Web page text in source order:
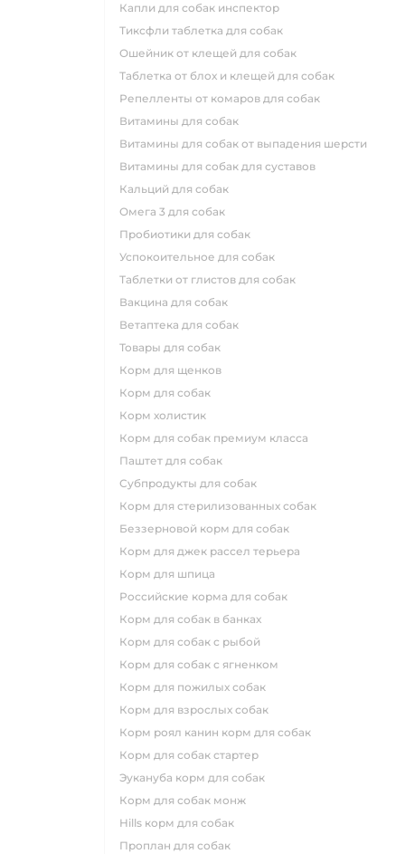
капли для собак инспектор
тиксфли таблетка для собак
ошейник от клещей для собак
таблетка от блох и клещей для собак
репелленты от комаров для собак
витамины для собак
витамины для собак от выпадения шерсти
витамины для собак для суставов
кальций для собак
омега 3 для собак
пробиотики для собак
успокоительное для собак
таблетки от глистов для собак
вакцина для собак
ветаптека для собак
товары для собак
корм для щенков
корм для собак
корм холистик
корм для собак премиум класса
паштет для собак
субпродукты для собак
корм для стерилизованных собак
беззерновой корм для собак
корм для джек рассел терьера
корм для шпица
российские корма для собак
корм для собак в банках
корм для собак с рыбой
корм для собак с ягненком
корм для пожилых собак
корм для взрослых собак
корм роял канин корм для собак
корм для собак стартер
эукануба корм для собак
корм для собак монж
hills корм для собак
проплан для собак